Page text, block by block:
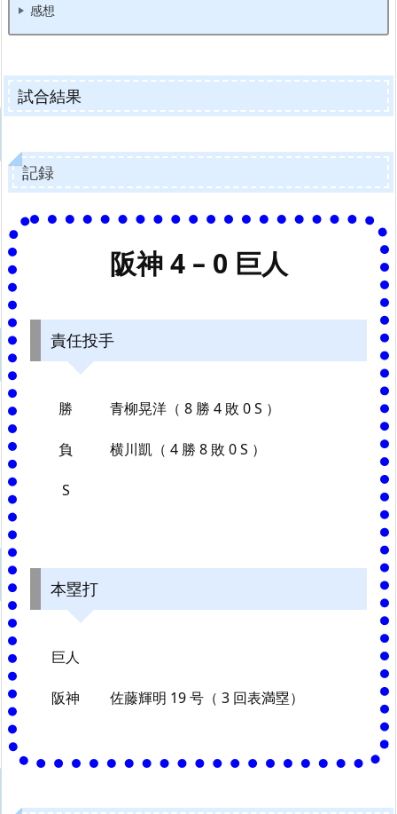
感想
試合結果
記録
阪神 4 – 0 巨人
責任投手
勝 青柳晃洋（ 8 勝 4 敗 0 S ）
負 横川凱（ 4 勝 8 敗 0 S ）
S
本塁打
巨人
阪神 佐藤輝明 19 号（ 3 回表満塁）